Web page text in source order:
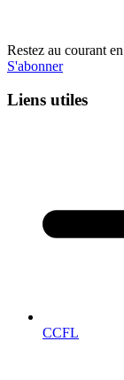
Restez au courant
S'abonner
Liens utiles
CCFL